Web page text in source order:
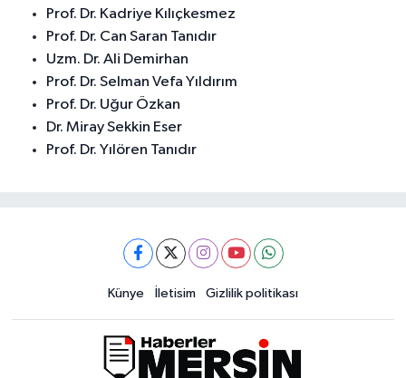
Prof. Dr. Kadriye Kılıçkesmez
Prof. Dr. Can Saran Tanıdır
Uzm. Dr. Ali Demirhan
Prof. Dr. Selman Vefa Yıldırım
Prof. Dr. Uğur Özkan
Dr. Miray Sekkin Eser
Prof. Dr. Yılören Tanıdır
Künye İletisim Gizlilik politikası